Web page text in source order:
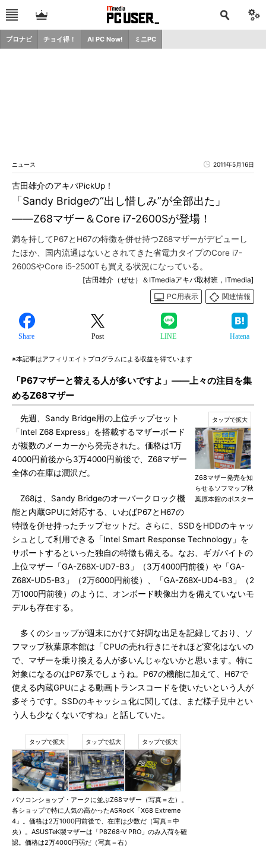
プロナビ チョイ得！ AI PC Now! ミニPC
ニュース 2011年5月16日
「Sandy Bridgeの“出し惜しみ”が全部出た」
――Z68マザー＆Core i7-2600Sが登場！
古田雄介のアキバPickUp！
満を持してP67とH67の特徴を併せ持つZ68マザーがデビューし
たほか、国内流通はないとされてきた省電力タイプのCore i7-
2600SやCore i5-2500Tも買える状況になっている。
[古田雄介（ぜせ）＆ITmediaアキバ取材班，ITmedia]
PC用表示
関連情報
Share Post LINE Hatena
※本記事はアフィリエイトプログラムによる収益を得ています
「P67マザーと替える人が多いですよ」――上々の注目を集
めるZ68マザー
Z68マザー発売を知
らせるソフマップ秋
葉原本館のポスター
先週、Sandy Bridge用の上位チップセット
「Intel Z68 Express」を搭載するマザーボード
が複数のメーカーから発売された。価格は1万
4000円前後から3万4000円前後で、Z68マザー
全体の在庫は潤沢だ。
Z68は、Sandy Bridgeのオーバークロック機
能と内蔵GPUに対応する、いわばP67とH67の
特徴を併せ持ったチップセットだ。さらに、SSDをHDDのキャッ
シュとして利用できる「Intel Smart Response Technology」を
サポートするといった独自の特徴も備える。なお、ギガバイトの
上位マザー「GA-Z68X-UD7-B3」（3万4000円前後）や「GA-
Z68X-UD5-B3」（2万6000円前後）、「GA-Z68X-UD4-B3」（2
万1000円前後）のように、オンボード映像出力を備えていないモ
デルも存在する。
多くのショップが週末にかけて好調な出足を記録しており、ソ
フマップ秋葉原本館は「CPUの売れ行きにそれほど変化はないの
で、マザーを乗り換える人が多いんじゃないかと思います。特に
対象になるのはP67系でしょうね。P67の機能に加えて、H67で
使える内蔵GPUによる動画トランスコードを使いたいという人が
多そうです。SSDのキャッシュ化に関しては、まだ様子見中とい
う人も少なくないですね」と話していた。
パソコンショップ・アークに並ぶZ68マザー（写真＝左）。
各ショップで特に人気の高かったASRocK「X68 Extreme
4」。価格は2万1000円前後で、在庫は少数だ（写真＝中
央）。ASUSTeK製マザーは「P8Z68-V PRO」のみ入荷を確
認。価格は2万4000円弱だ（写真＝右）